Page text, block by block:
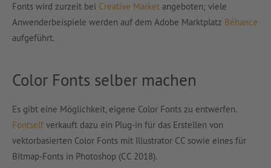
Fonts wird zurzeit bei Creative Market angeboten; viele
Anwenderbeispiele werden auf dem Adobe Marktplatz Béhance
aufgeführt.
Color Fonts selber machen
Es gibt eine Möglichkeit, eigene Color Fonts zu entwerfen.
Fontself verkauft dazu ein Plug-in für das Erstellen von
vektorbasierten Color Fonts mit Illustrator CC sowie eines für
Bitmap-Fonts in Photoshop (CC 2018).